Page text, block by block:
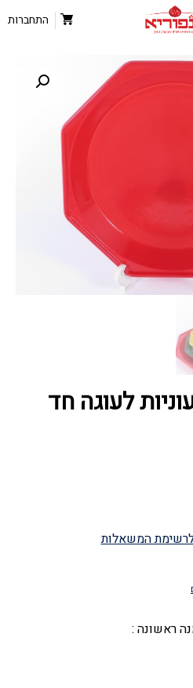
התחברות
צבעוניות לעוגה חד
המשאלות